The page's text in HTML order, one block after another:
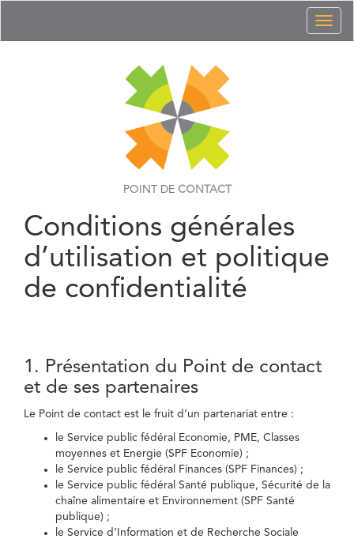
POINT DE CONTACT
Conditions générales
d’utilisation et politique
de confidentialité
1. Présentation du Point de contact
et de ses partenaires
Le Point de contact est le fruit d’un partenariat entre :
le Service public fédéral Economie, PME, Classes
moyennes et Energie (SPF Economie) ;
le Service public fédéral Finances (SPF Finances) ;
le Service public fédéral Santé publique, Sécurité de la
chaîne alimentaire et Environnement (SPF Santé
publique) ;
le Service d’Information et de Recherche Sociale